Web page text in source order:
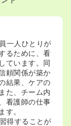
一人ひとりが
るために、看
ています。同
頼関係が築か
結果、ケアの
た、チーム内
看護師の仕事
す。
得することが